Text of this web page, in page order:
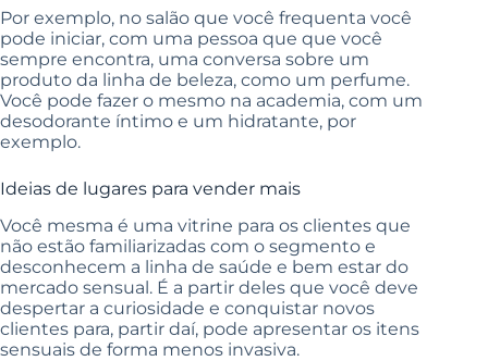
Por exemplo, no salão que você frequenta você
pode iniciar, com uma pessoa que que você
sempre encontra, uma conversa sobre um
produto da linha de beleza, como um perfume.
Você pode fazer o mesmo na academia, com um
desodorante íntimo e um hidratante, por
exemplo.
Ideias de lugares para vender mais
Você mesma é uma vitrine para os clientes que
não estão familiarizadas com o segmento e
desconhecem a linha de saúde e bem estar do
mercado sensual. É a partir deles que você deve
despertar a curiosidade e conquistar novos
clientes para, partir daí, pode apresentar os itens
sensuais de forma menos invasiva.